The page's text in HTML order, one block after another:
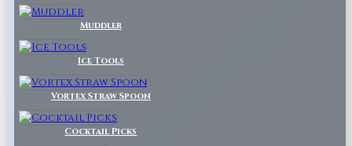
Muddler
Ice Tools
Vortex Straw Spoon
Cocktail Picks